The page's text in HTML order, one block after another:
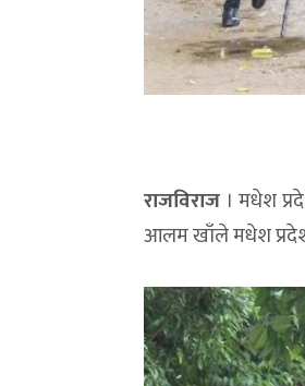
राजविराज । मधेश
आलम खाँले मधेश प्रदेश